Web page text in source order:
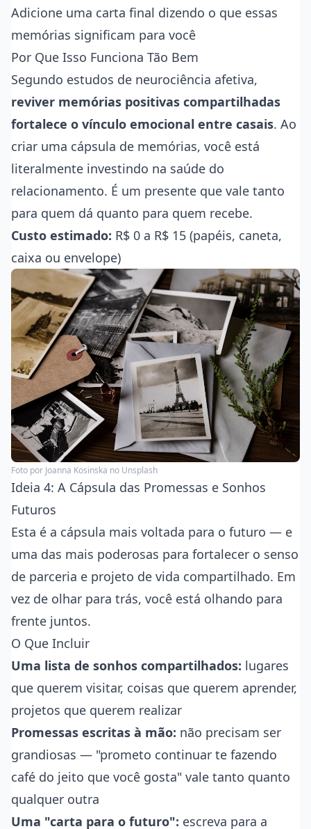
Adicione uma carta final dizendo o que essas
memórias significam para você
Por Que Isso Funciona Tão Bem
Segundo estudos de neurociência afetiva,
reviver memórias positivas compartilhadas
fortalece o vínculo emocional entre casais. Ao
criar uma cápsula de memórias, você está
literalmente investindo na saúde do
relacionamento. É um presente que vale tanto
para quem dá quanto para quem recebe.
Custo estimado: R$ 0 a R$ 15 (papéis, caneta,
caixa ou envelope)
Foto por Joanna Kosinska no Unsplash
Ideia 4: A Cápsula das Promessas e Sonhos
Futuros
Esta é a cápsula mais voltada para o futuro — e
uma das mais poderosas para fortalecer o senso
de parceria e projeto de vida compartilhado. Em
vez de olhar para trás, você está olhando para
frente juntos.
O Que Incluir
Uma lista de sonhos compartilhados: lugares
que querem visitar, coisas que querem aprender,
projetos que querem realizar
Promessas escritas à mão: não precisam ser
grandiosas — "prometo continuar te fazendo
café do jeito que você gosta" vale tanto quanto
qualquer outra
Uma "carta para o futuro": escreva para a